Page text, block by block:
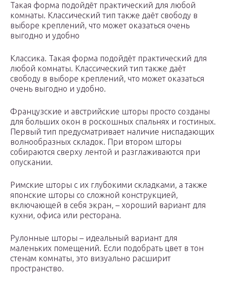
Такая форма подойдёт практический для любой
комнаты. Классический тип также даёт свободу в
выборе креплений, что может оказаться очень
выгодно и удобно
Классика. Такая форма подойдёт практический для
любой комнаты. Классический тип также даёт
свободу в выборе креплений, что может оказаться
очень выгодно и удобно.
Французские и австрийские шторы просто созданы
для больших окон в роскошных спальнях и гостиных.
Первый тип предусматривает наличие ниспадающих
волнообразных складок. При втором шторы
собираются сверху лентой и разглаживаются при
опускании.
Римские шторы с их глубокими складками, а также
японские шторы со сложной конструкцией,
включающей в себя экран, – хороший вариант для
кухни, офиса или ресторана.
Рулонные шторы – идеальный вариант для
маленьких помещений. Если подобрать цвет в тон
стенам комнаты, это визуально расширит
пространство.